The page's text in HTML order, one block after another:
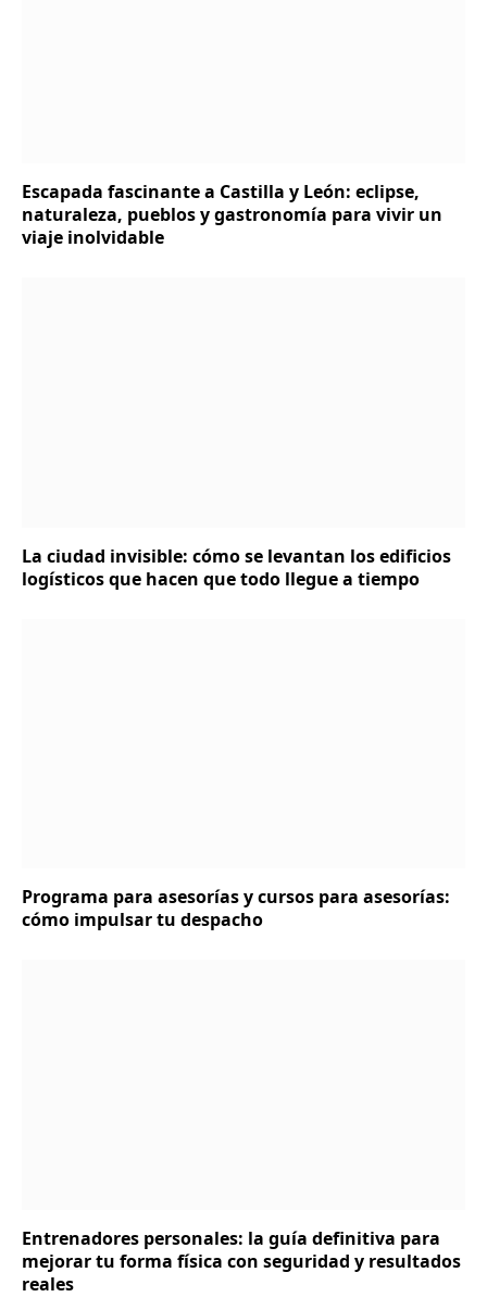
Escapada fascinante a Castilla y León: eclipse,
naturaleza, pueblos y gastronomía para vivir un
viaje inolvidable
La ciudad invisible: cómo se levantan los edificios
logísticos que hacen que todo llegue a tiempo
Programa para asesorías y cursos para asesorías:
cómo impulsar tu despacho
Entrenadores personales: la guía definitiva para
mejorar tu forma física con seguridad y resultados
reales